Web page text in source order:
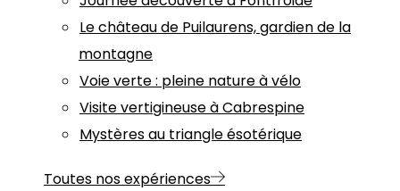
Le château de Puilaurens, gardien de la
montagne
Voie verte : pleine nature à vélo
Visite vertigineuse à Cabrespine
Mystères au triangle ésotérique
Toutes nos expériences